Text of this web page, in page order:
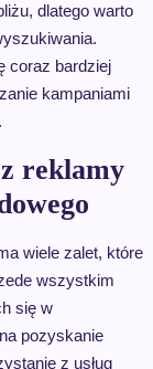
dlatego warto
coraz bardziej
kampaniami
reklamy
wiele zalet, które
wszystkim
się w
pozyskanie
z usług